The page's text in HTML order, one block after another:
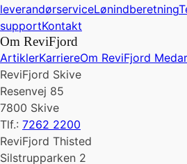
leverandørserviceLønindberetning
supportKontakt
Om ReviFjord
ArtiklerKarriereOm ReviFjord
ReviFjord Skive
Resenvej 85
7800 Skive
Tlf.: 7262 2200
ReviFjord Thisted
Silstrupparken 2